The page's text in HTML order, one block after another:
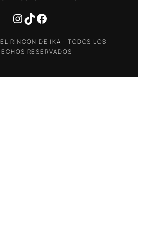
Instagram
TikTokFacebook
RINCÓN DE IKA · TODOS LOS
RESERVADOS